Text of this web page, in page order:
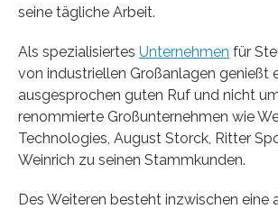
seine tägliche Arbeit.
Als spezialisiertes Unternehmen für
von industriellen Großanlagen genießt
ausgesprochen guten Ruf und nicht
renommierte Großunternehmen wie
Technologies, August Storck, Ritter
Weinrich zu seinen Stammkunden.
Des Weiteren besteht inzwischen eine